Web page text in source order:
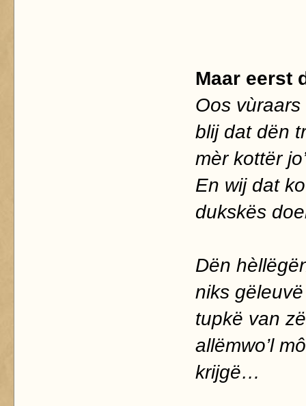
Maar eerst
Oos
blij dat dën
mèr kottër
En wij dat
dukskës
Dën
niks
tupkë van
allëmwo’l
krijgë…